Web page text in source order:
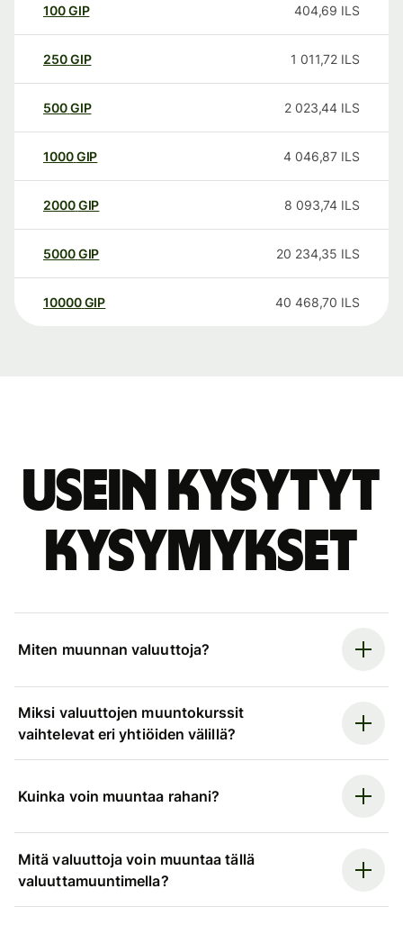
100GIP 404,69 ILS
250GIP 1 011,72 ILS
500GIP 2 023,44 ILS
1000GIP 4 046,87 ILS
2000GIP 8 093,74 ILS
5000GIP 20 234,35 ILS
10000 GIP 40 468,70 ILS
Usein kysytyt
kysymykset
Miten muunnan valuuttoja?
Miksi valuuttojen muuntokurssit
vaihtelevat eri yhtiöiden välillä?
Kuinka voin muuntaa rahani?
Mitä valuuttoja voin muuntaa tällä
valuuttamuuntimella?